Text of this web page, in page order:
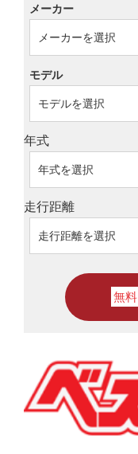
メーカー
モデル
年式
走行距離
無料